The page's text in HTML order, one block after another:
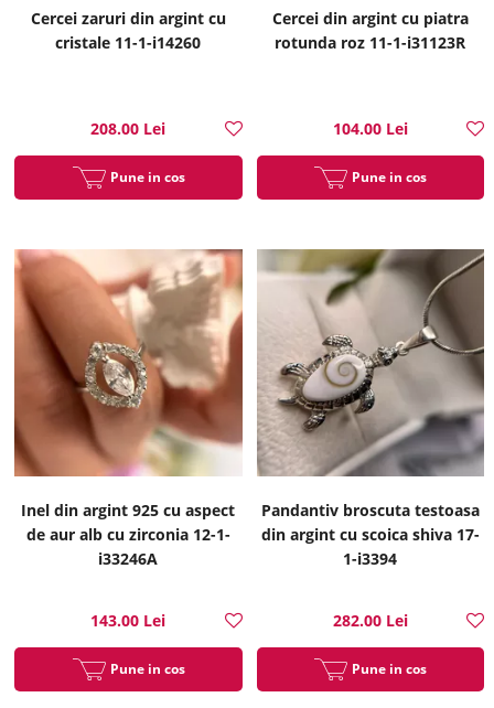
Cercei zaruri din argint cu
cristale 11-1-i14260
208.00 Lei
Pune in cos
Cercei din argint cu piatra
rotunda roz 11-1-i31123R
104.00 Lei
Pune in cos
Inel din argint 925 cu aspect
de aur alb cu zirconia 12-1-
i33246A
143.00 Lei
Pune in cos
Pandantiv broscuta testoasa
din argint cu scoica shiva 17-
1-i3394
282.00 Lei
Pune in cos